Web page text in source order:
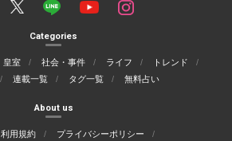
Categories
皇室 社会・事件 ライフ
トレンド
連載一覧 タグ一覧 無料占い
About us
利用規約
プライバシーポリシー